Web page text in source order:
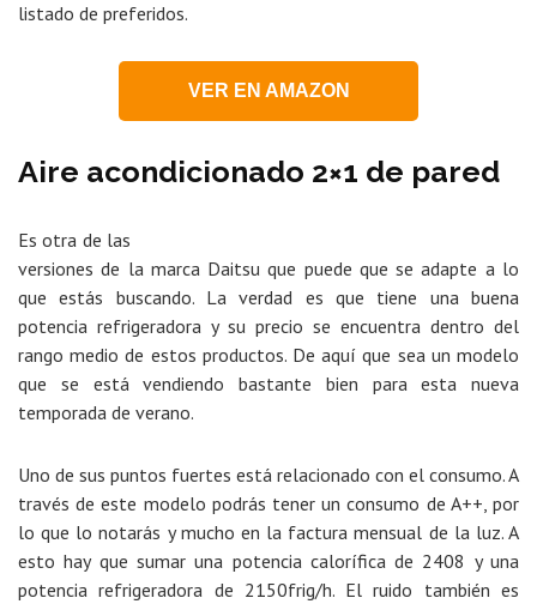
listado de preferidos.
VER EN AMAZON
Aire acondicionado 2×1 de pared
Es otra de las
versiones de la marca Daitsu que puede que se adapte a lo
que estás buscando. La verdad es que tiene una buena
potencia refrigeradora y su precio se encuentra dentro del
rango medio de estos productos. De aquí que sea un modelo
que se está vendiendo bastante bien para esta nueva
temporada de verano.
Uno de sus puntos fuertes está relacionado con el consumo. A
través de este modelo podrás tener un consumo de A++, por
lo que lo notarás y mucho en la factura mensual de la luz. A
esto hay que sumar una potencia calorífica de 2408 y una
potencia refrigeradora de 2150frig/h. El ruido también es